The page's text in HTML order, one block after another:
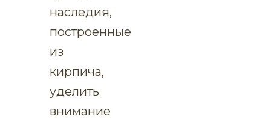
наследия,
построенные
из
кирпича,
уделить
внимание